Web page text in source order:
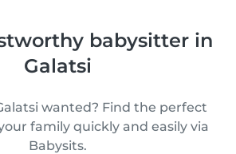
babysitter in
Galatsi
wanted? Find the perfect
family quickly and easily via
Babysits.